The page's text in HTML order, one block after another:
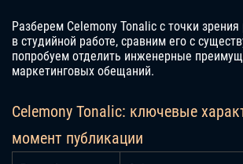
Разберем Celemony Tonalic с точки
в студийной работе, сравним его с
попробуем отделить инженерные
маркетинговых обещаний.
Celemony Tonalic: ключевые
момент публикации